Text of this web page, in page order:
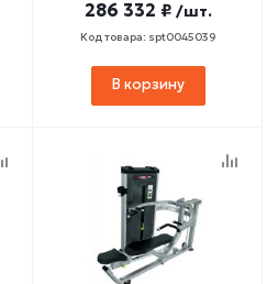
286 332 ₽ /шт.
Код товара: spt0045039
В корзину